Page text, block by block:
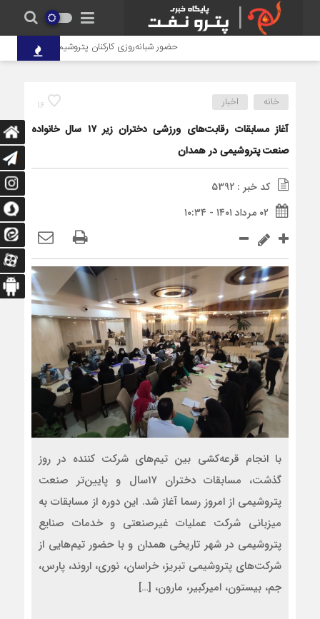
حضور شبانه‌روزی کارکنان پتروشیمی شهید
16 خانه اخبار
آغاز مسابقات رقابت‌های ورزشی دختران زیر ۱۷ سال خانواده
صنعت پتروشیمی در همدان
کد خبر : 5392
۰۲ مرداد ۱۴۰۱ - ۱۰:۳۴
با انجام قرعه‌کشی بین تیم‌های شرکت کننده در روز
گذشت، مسابقات دختران ۱۷سال و پایین‌تر صنعت
پتروشیمی از امروز رسما آغاز شد. این دوره از مسابقات به
میزبانی شرکت عملیات غیرصنعتی و خدمات صنایع
پتروشیمی در شهر تاریخی همدان و با حضور تیم‌هایی از
شرکت‌های پتروشیمی تبریز، خراسان، نوری‌، اروند، پارس،
جم، بیستون‌، امیرکبیر، مارون، […]